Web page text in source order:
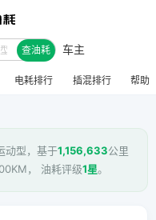
查油耗 车主
电耗排行 插混排行 帮助
动型，基于1,156,633公里
， 油耗评级1星。